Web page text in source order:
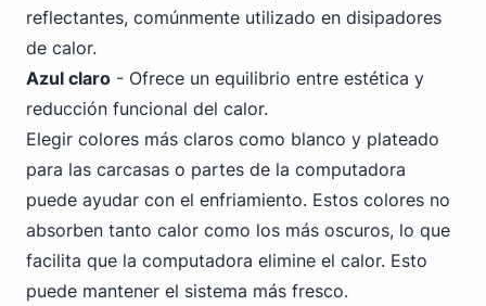
reflectantes, comúnmente utilizado en disipadores
de calor.
Azul claro - Ofrece un equilibrio entre estética y
reducción funcional del calor.
Elegir colores más claros como blanco y plateado
para las carcasas o partes de la computadora
puede ayudar con el enfriamiento. Estos colores no
absorben tanto calor como los más oscuros, lo que
facilita que la computadora elimine el calor. Esto
puede mantener el sistema más fresco.